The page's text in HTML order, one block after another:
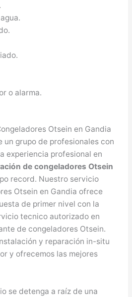
o alarma.
Otsein en Gandia
un grupo de profesionales con
experiencia profesional en
de congeladores Otsein
record. Nuestro servicio
Otsein en Gandia ofrece
de primer nivel con la
tecnico autorizado en
de congeladores Otsein.
y reparación in-situ
y ofrecemos las mejores
se detenga a raíz de una